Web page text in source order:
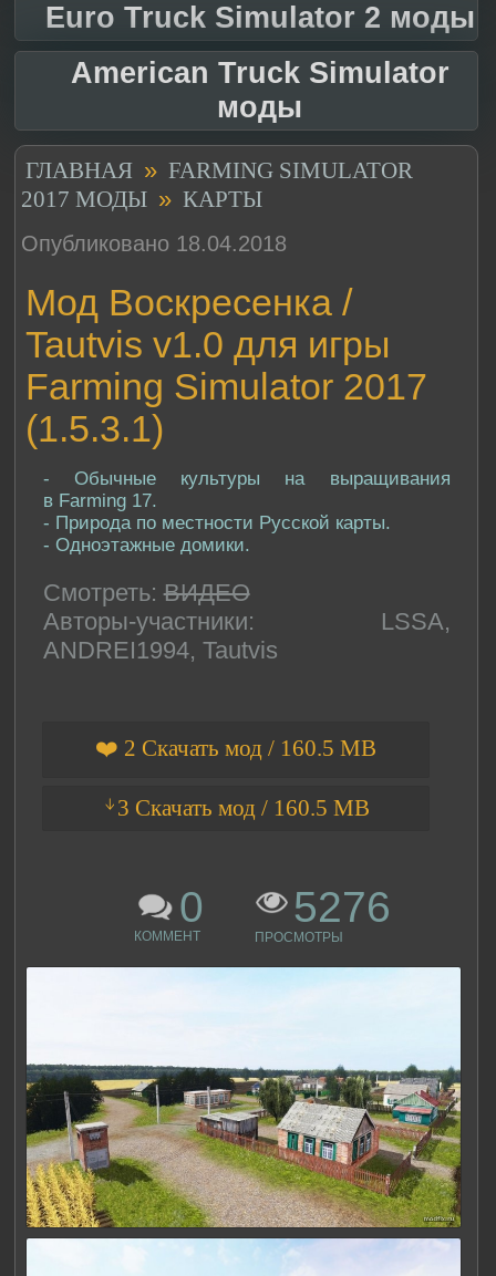
Euro Truck Simulator 2 моды
American Truck Simulator
моды
ГЛАВНАЯ » FARMING SIMULATOR
2017 МОДЫ » КАРТЫ
Опубликовано 18.04.2018
Мод Воскресенка /
Tautvis v1.0 для игры
Farming Simulator 2017
(1.5.3.1)
- Обычные культуры на выращивания
в Farming 17.
- Природа по местности Русской карты.
- Одноэтажные домики.
Смотреть: ВИДЕО
Авторы-участники: LSSA,
ANDREI1994, Tautvis
❤️ 2 Скачать мод / 160.5 MB
ᛎ3 Скачать мод / 160.5 MB
0
КОММЕНТ
5276
ПРОСМОТРЫ